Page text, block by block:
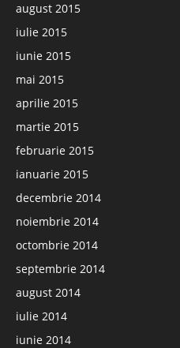
august 2015
iulie 2015
iunie 2015
mai 2015
aprilie 2015
martie 2015
februarie 2015
ianuarie 2015
decembrie 2014
noiembrie 2014
octombrie 2014
septembrie 2014
august 2014
iulie 2014
iunie 2014